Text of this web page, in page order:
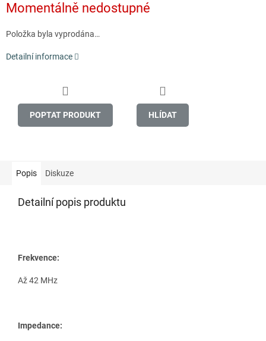
Momentálně nedostupné
Položka byla vyprodána…
Detailní informace
POPTAT PRODUKT HLÍDAT
Popis Diskuze
Detailní popis produktu
Frekvence:
Až 42 MHz
Impedance: